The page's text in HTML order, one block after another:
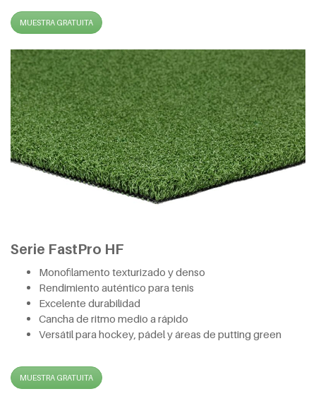
MUESTRA GRATUITA
Serie FastPro HF
Monofilamento texturizado y denso
Rendimiento auténtico para tenis
Excelente durabilidad
Cancha de ritmo medio a rápido
Versátil para hockey, pádel y áreas de putting green
MUESTRA GRATUITA